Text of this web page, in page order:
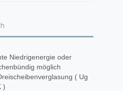
Niedrigenergie oder
möglich
( Ug
)